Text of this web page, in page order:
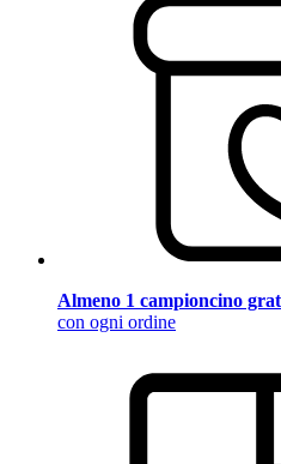
Almeno 1 campioncino
con ogni ordine